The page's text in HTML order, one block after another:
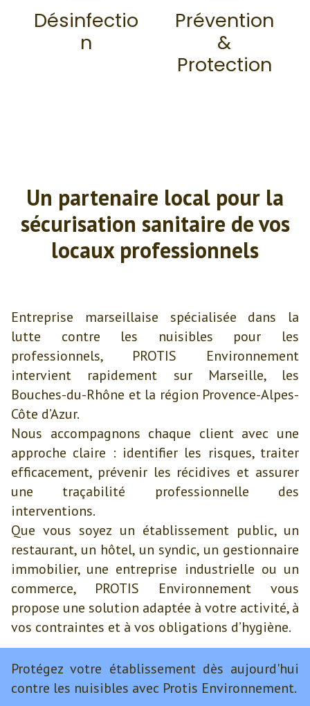
Désinfectio
n
Prévention
&
Protection
Un partenaire local pour la
sécurisation sanitaire de vos
locaux professionnels
Entreprise marseillaise spécialisée dans la
lutte contre les nuisibles pour les
professionnels, PROTIS Environnement
intervient rapidement sur Marseille, les
Bouches-du-Rhône et la région Provence-Alpes-
Côte d’Azur.
Nous accompagnons chaque client avec une
approche claire : identifier les risques, traiter
efficacement, prévenir les récidives et assurer
une traçabilité professionnelle des
interventions.
Que vous soyez un établissement public, un
restaurant, un hôtel, un syndic, un gestionnaire
immobilier, une entreprise industrielle ou un
commerce, PROTIS Environnement vous
propose une solution adaptée à votre activité, à
vos contraintes et à vos obligations d’hygiène.
Protégez votre établissement dès aujourd'hui
contre les nuisibles avec Protis Environnement.